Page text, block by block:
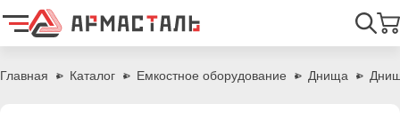
Главная Каталог Емкостное оборудование Днища